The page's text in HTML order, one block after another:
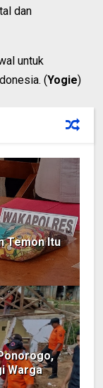
dan
untuk
(Yogie)
Temon Itu
Warga